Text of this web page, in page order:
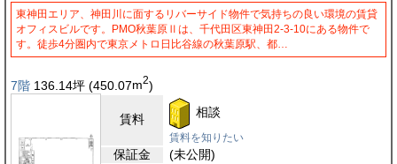
東神田エリア、神田川に面するリバーサイド物件で気持ちの良い環境の賃貸
オフィスビルです。PMO秋葉原Ⅱは、千代田区東神田2-3-10にある物件で
す。徒歩4分圏内で東京メトロ日比谷線の秋葉原駅、都…
7階 136.14坪 (450.07m2)
賃料 相談
賃料を知りたい
保証金
(未公開)